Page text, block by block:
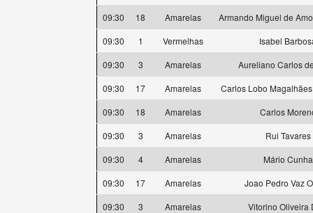
09:30
18 Amarelas
Armando Miguel de
09:30
1 Vermelhas
Isabel
09:30
3 Amarelas
Aureliano Carlos
09:30
17 Amarelas
Carlos Lobo
09:30
18 Amarelas
Carlos
09:30
3 Amarelas
Rui Tavares
09:30
4 Amarelas
Mário Cunha
09:30
17 Amarelas
Joao Pedro Vaz
09:30
3 Amarelas
Vitorino Oliveira